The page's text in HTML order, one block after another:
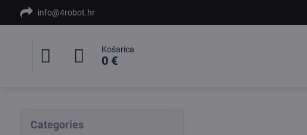
info@4robot.hr
Košarica
0 €
Categories